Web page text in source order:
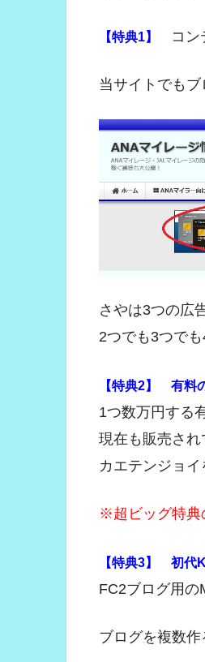
【特典1】 コン
当サイトでもブ
さやは3つの広
2つでも3つで
【特典2】 有料
1つ数万円する
現在も販売され
カエテンジョ
※超ビッグ特典
【特典3】 初代
FC2ブログ用の
ブログを複数作